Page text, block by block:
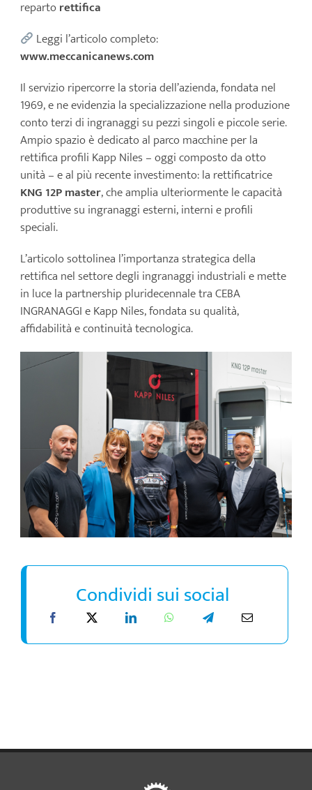
Contatti
reparto rettifica
Leggi l’articolo completo:
www.meccanicanews.com
Il servizio ripercorre la storia dell’azienda, fondata nel
1969, e ne evidenzia la specializzazione nella produzione
conto terzi di ingranaggi su pezzi singoli e piccole serie.
Ampio spazio è dedicato al parco macchine per la
rettifica profili Kapp Niles – oggi composto da otto
unità – e al più recente investimento: la rettificatrice
KNG 12P master, che amplia ulteriormente le capacità
produttive su ingranaggi esterni, interni e profili
speciali.
L’articolo sottolinea l’importanza strategica della
rettifica nel settore degli ingranaggi industriali e mette
in luce la partnership pluridecennale tra CEBA
INGRANAGGI e Kapp Niles, fondata su qualità,
affidabilità e continuità tecnologica.
Condividi sui social